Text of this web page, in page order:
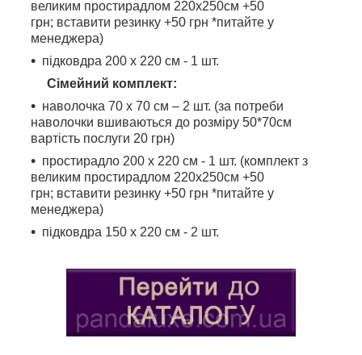
великим простирадлом 220х250см +50
грн; вставити резинку +50 грн *питайте у
менеджера)
підковдра 200 х 220 см - 1 шт.
Сімейний комплект:
наволочка 70 х 70 см – 2 шт. (за потреби
наволочки вшиваються до розміру 50*70см
вартість послуги 20 грн)
простирадло 200 х 220 см - 1 шт. (комплект з
великим простирадлом 220х250см +50
грн; вставити резинку +50 грн *питайте у
менеджера)
підковдра 150 х 220 см - 2 шт.